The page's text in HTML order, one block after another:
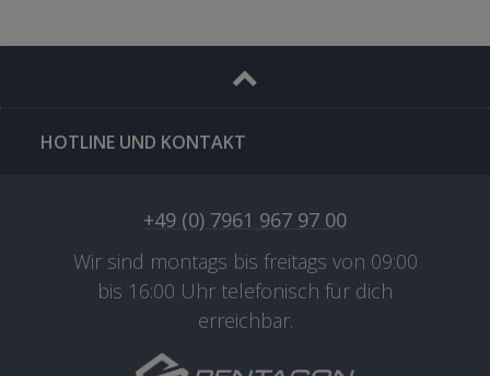
HOTLINE UND KONTAKT
+49 (0) 7961 967 97 00
Wir sind montags bis freitags von 09:00
bis 16:00 Uhr telefonisch für dich
erreichbar.